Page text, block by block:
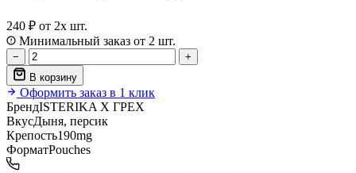
240 ₽ от 2х шт.
Минимальный заказ от 2 шт.
−
+
В корзину
Оформить заказ в 1 клик
БрендISTERIKA X ГРЕХ
ВкусДыня, персик
Крепость190mg
ФорматPouches